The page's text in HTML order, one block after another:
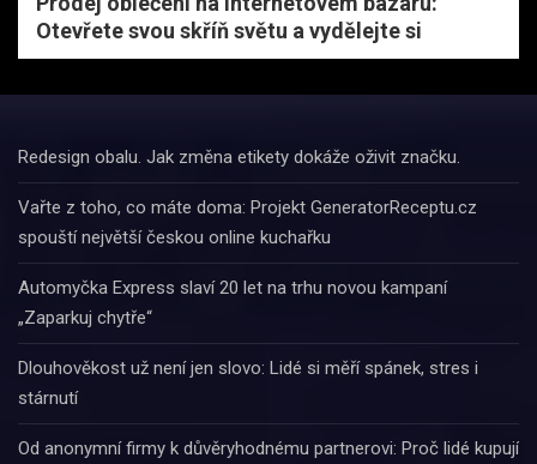
Otevřete svou skříň světu a vydělejte si
Redesign obalu. Jak změna etikety dokáže oživit značku.
Vařte z toho, co máte doma: Projekt GeneratorReceptu.cz
spouští největší českou online kuchařku
Automyčka Express slaví 20 let na trhu novou kampaní
„Zaparkuj chytře“
Dlouhověkost už není jen slovo: Lidé si měří spánek, stres i
stárnutí
Od anonymní firmy k důvěryhodnému partnerovi: Proč lidé kupují